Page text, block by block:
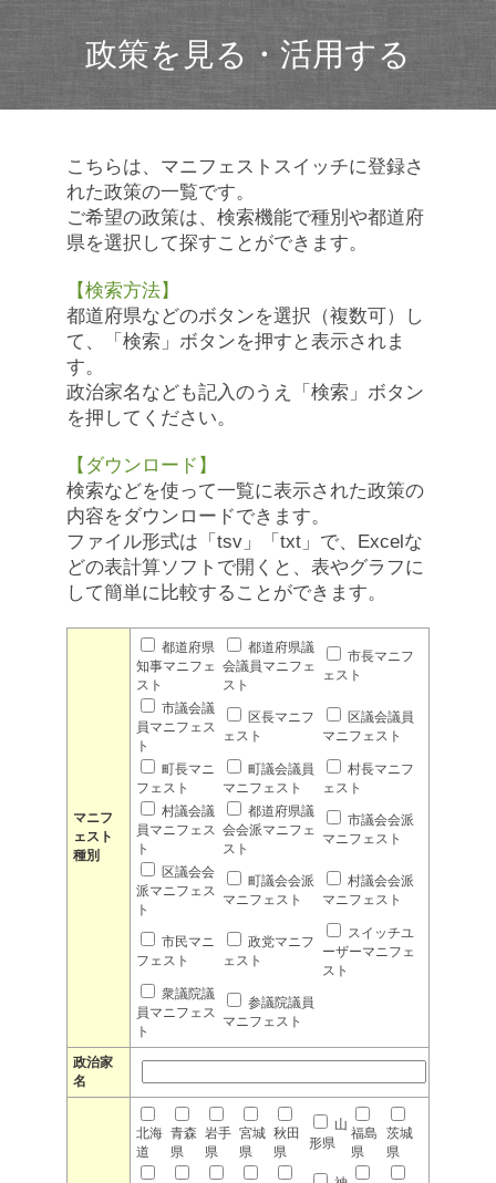
政策を見る・活用する
こちらは、マニフェストスイッチに登録さ
れた政策の一覧です。
ご希望の政策は、検索機能で種別や都道府
県を選択して探すことができます。
【検索方法】
都道府県などのボタンを選択（複数可）し
て、「検索」ボタンを押すと表示されま
す。
政治家名なども記入のうえ「検索」ボタン
を押してください。
【ダウンロード】
検索などを使って一覧に表示された政策の
内容をダウンロードできます。
ファイル形式は「tsv」「txt」で、Excelな
どの表計算ソフトで開くと、表やグラフに
して簡単に比較することができます。
マニフ
ェスト
種別
都道府県
知事マニフェ
スト
都道府県議
会議員マニフェ
スト
市長マニフ
ェスト
市議会議
員マニフェス
ト
区長マニフ
ェスト
区議会議員
マニフェスト
町長マニ
フェスト
町議会議員
マニフェスト
村長マニフ
ェスト
村議会議
員マニフェス
ト
都道府県議
会会派マニフェ
スト
市議会会派
マニフェスト
区議会会
派マニフェス
ト
町議会会派
マニフェスト
村議会会派
マニフェスト
市民マニ
フェスト
政党マニフ
ェスト
スイッチユ
ーザーマニフェ
スト
衆議院議
員マニフェス
ト
参議院議員
マニフェスト
政治家
名
北海
道
青森
県
岩手
県
宮城
県
秋田
県
山
形県
福島
県
茨城
県